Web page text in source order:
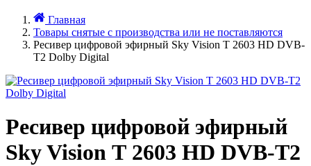
Главная
Товары снятые с производства или не поставляются
Ресивер цифровой эфирный Sky Vision Т 2603 HD DVB-
Т2 Dolby Digital
Ресивер цифровой эфирный
Sky Vision Т 2603 HD DVB-Т2